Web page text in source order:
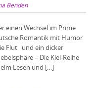
Benden
einen Wechsel im Prime
Romantik mit Humor
Flut und ein dicker
– Die Kiel-Reihe
Lesen und […]